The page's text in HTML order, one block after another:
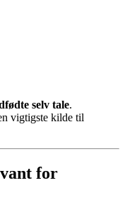
selv tale.
vigtigste kilde til
for